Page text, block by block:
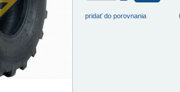
pridať do porovnania